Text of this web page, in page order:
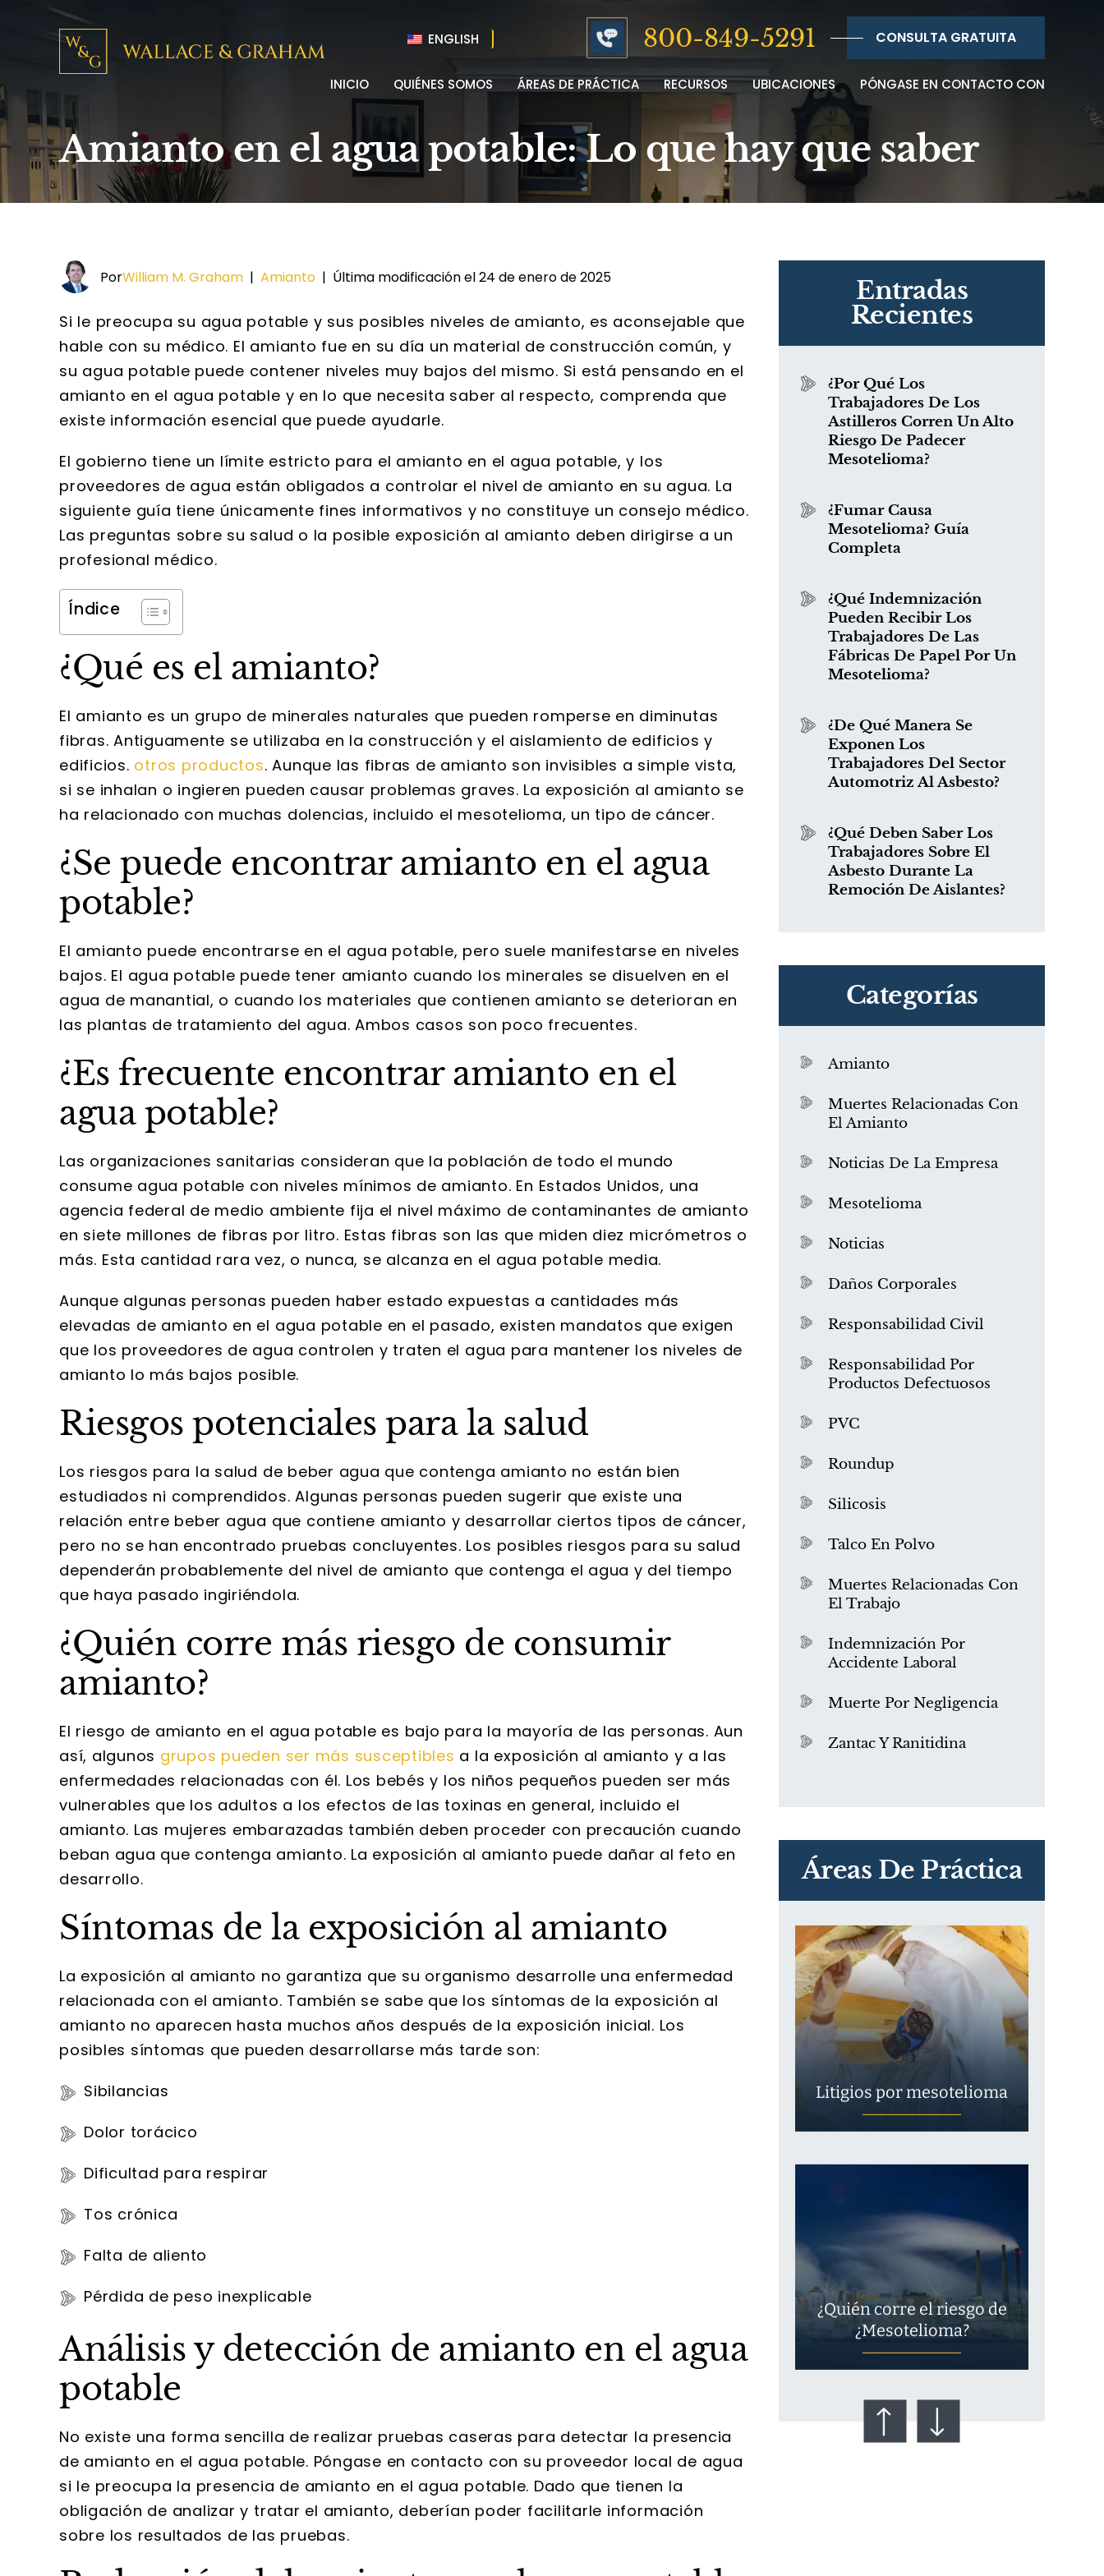
ENGLISH 800-849-5291 CONSULTA GRATUITA
INICIO QUIÉNES SOMOS ÁREAS DE PRÁCTICA RECURSOS UBICACIONES PÓNGASE EN CONTACTO CON
Amianto en el agua potable: Lo que hay que saber
PorWilliam M. Graham | Amianto | Última modificación el 24 de enero de 2025
Si le preocupa su agua potable y sus posibles niveles de amianto, es aconsejable que
hable con su médico. El amianto fue en su día un material de construcción común, y
su agua potable puede contener niveles muy bajos del mismo. Si está pensando en el
amianto en el agua potable y en lo que necesita saber al respecto, comprenda que
existe información esencial que puede ayudarle.
El gobierno tiene un límite estricto para el amianto en el agua potable, y los
proveedores de agua están obligados a controlar el nivel de amianto en su agua. La
siguiente guía tiene únicamente fines informativos y no constituye un consejo médico.
Las preguntas sobre su salud o la posible exposición al amianto deben dirigirse a un
profesional médico.
Índice
¿Qué es el amianto?
El amianto es un grupo de minerales naturales que pueden romperse en diminutas
fibras. Antiguamente se utilizaba en la construcción y el aislamiento de edificios y
edificios. otros productos. Aunque las fibras de amianto son invisibles a simple vista,
si se inhalan o ingieren pueden causar problemas graves. La exposición al amianto se
ha relacionado con muchas dolencias, incluido el mesotelioma, un tipo de cáncer.
¿Se puede encontrar amianto en el agua
potable?
El amianto puede encontrarse en el agua potable, pero suele manifestarse en niveles
bajos. El agua potable puede tener amianto cuando los minerales se disuelven en el
agua de manantial, o cuando los materiales que contienen amianto se deterioran en
las plantas de tratamiento del agua. Ambos casos son poco frecuentes.
¿Es frecuente encontrar amianto en el
agua potable?
Las organizaciones sanitarias consideran que la población de todo el mundo
consume agua potable con niveles mínimos de amianto. En Estados Unidos, una
agencia federal de medio ambiente fija el nivel máximo de contaminantes de amianto
en siete millones de fibras por litro. Estas fibras son las que miden diez micrómetros o
más. Esta cantidad rara vez, o nunca, se alcanza en el agua potable media.
Aunque algunas personas pueden haber estado expuestas a cantidades más
elevadas de amianto en el agua potable en el pasado, existen mandatos que exigen
que los proveedores de agua controlen y traten el agua para mantener los niveles de
amianto lo más bajos posible.
Riesgos potenciales para la salud
Los riesgos para la salud de beber agua que contenga amianto no están bien
estudiados ni comprendidos. Algunas personas pueden sugerir que existe una
relación entre beber agua que contiene amianto y desarrollar ciertos tipos de cáncer,
pero no se han encontrado pruebas concluyentes. Los posibles riesgos para su salud
dependerán probablemente del nivel de amianto que contenga el agua y del tiempo
que haya pasado ingiriéndola.
¿Quién corre más riesgo de consumir
amianto?
El riesgo de amianto en el agua potable es bajo para la mayoría de las personas. Aun
así, algunos grupos pueden ser más susceptibles a la exposición al amianto y a las
enfermedades relacionadas con él. Los bebés y los niños pequeños pueden ser más
vulnerables que los adultos a los efectos de las toxinas en general, incluido el
amianto. Las mujeres embarazadas también deben proceder con precaución cuando
beban agua que contenga amianto. La exposición al amianto puede dañar al feto en
desarrollo.
Síntomas de la exposición al amianto
La exposición al amianto no garantiza que su organismo desarrolle una enfermedad
relacionada con el amianto. También se sabe que los síntomas de la exposición al
amianto no aparecen hasta muchos años después de la exposición inicial. Los
posibles síntomas que pueden desarrollarse más tarde son:
Sibilancias
Dolor torácico
Dificultad para respirar
Tos crónica
Falta de aliento
Pérdida de peso inexplicable
Análisis y detección de amianto en el agua
potable
No existe una forma sencilla de realizar pruebas caseras para detectar la presencia
de amianto en el agua potable. Póngase en contacto con su proveedor local de agua
si le preocupa la presencia de amianto en el agua potable. Dado que tienen la
obligación de analizar y tratar el amianto, deberían poder facilitarle información
sobre los resultados de las pruebas.
Entradas
Recientes
¿Por Qué Los
Trabajadores De Los
Astilleros Corren Un Alto
Riesgo De Padecer
Mesotelioma?
¿Fumar Causa
Mesotelioma? Guía
Completa
¿Qué Indemnización
Pueden Recibir Los
Trabajadores De Las
Fábricas De Papel Por Un
Mesotelioma?
¿De Qué Manera Se
Exponen Los
Trabajadores Del Sector
Automotriz Al Asbesto?
¿Qué Deben Saber Los
Trabajadores Sobre El
Asbesto Durante La
Remoción De Aislantes?
Categorías
Amianto
Muertes Relacionadas Con
El Amianto
Noticias De La Empresa
Mesotelioma
Noticias
Daños Corporales
Responsabilidad Civil
Responsabilidad Por
Productos Defectuosos
PVC
Roundup
Silicosis
Talco En Polvo
Muertes Relacionadas Con
El Trabajo
Indemnización Por
Accidente Laboral
Muerte Por Negligencia
Zantac Y Ranitidina
Áreas De Práctica
¿Qué es el mesotelioma?
Litigios por mesotelioma
¿Quién corre el riesgo de
¿Mesotelioma?